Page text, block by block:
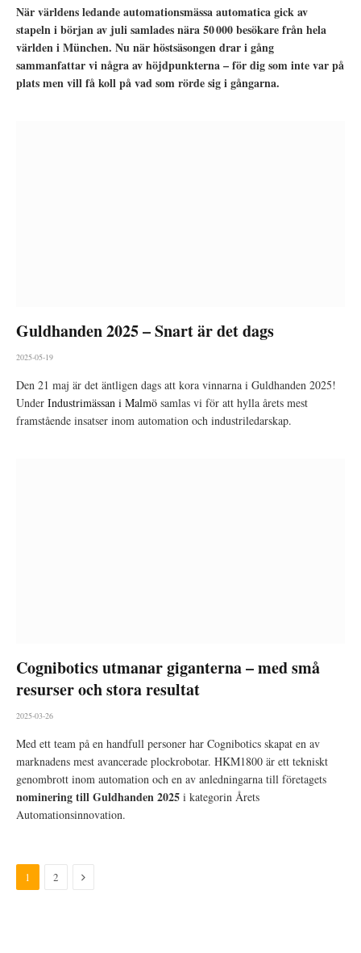
När världens ledande automationsmässa automatica gick av
stapeln i början av juli samlades nära 50 000 besökare från hela
världen i München. Nu när höstsäsongen drar i gång
sammanfattar vi några av höjdpunkterna – för dig som inte var på
plats men vill få koll på vad som rörde sig i gångarna.
Guldhanden 2025 – Snart är det dags
2025-05-19
Den 21 maj är det äntligen dags att kora vinnarna i Guldhanden 2025!
Under Industrimässan i Malmö samlas vi för att hylla årets mest
framstående insatser inom automation och industriledarskap.
Cognibotics utmanar giganterna – med små
resurser och stora resultat
2025-03-26
Med ett team på en handfull personer har Cognibotics skapat en av
marknadens mest avancerade plockrobotar. HKM1800 är ett tekniskt
genombrott inom automation och en av anledningarna till företagets
nominering tillGuldhanden 2025 i kategorin Årets
Automationsinnovation.
1 2 Nästa